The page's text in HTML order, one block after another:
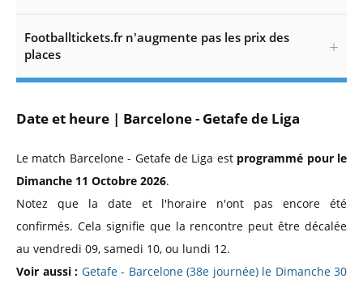
Footballtickets.fr n'augmente pas les prix des
places
Date et heure | Barcelone - Getafe de Liga
Le match Barcelone - Getafe de Liga est programmé pour le
Dimanche 11 Octobre 2026.
Notez que la date et l'horaire n'ont pas encore été
confirmés. Cela signifie que la rencontre peut être décalée
au vendredi 09, samedi 10, ou lundi 12.
Voir aussi : Getafe - Barcelone (38e journée) le Dimanche 30